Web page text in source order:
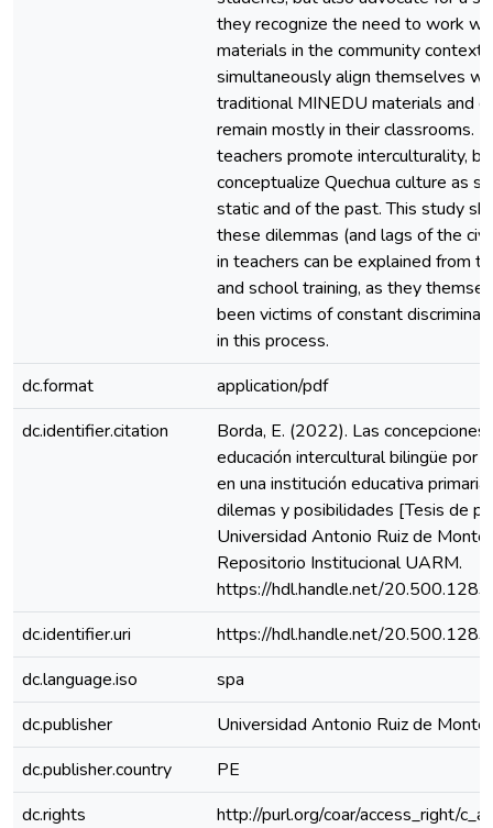
they recognize the need to work
materials in the community context,
simultaneously align themselves
traditional MINEDU materials and
remain mostly in their classrooms.
teachers promote interculturality,
conceptualize Quechua culture as
static and of the past. This study
these dilemmas (and lags of the
in teachers can be explained from
and school training, as they
been victims of constant
in this process.
dc.format
application/pdf
dc.identifier.citation
Borda, E. (2022). Las concepciones
educación intercultural bilingüe por
en una institución educativa
dilemas y posibilidades [Tesis de
Universidad Antonio Ruiz de
Repositorio Institucional UARM.
https://hdl.handle.net/
dc.identifier.uri
https://hdl.handle.net/
dc.language.iso
spa
dc.publisher
Universidad Antonio Ruiz de
dc.publisher.country
PE
dc.rights
http://purl.org/coar/access_right/